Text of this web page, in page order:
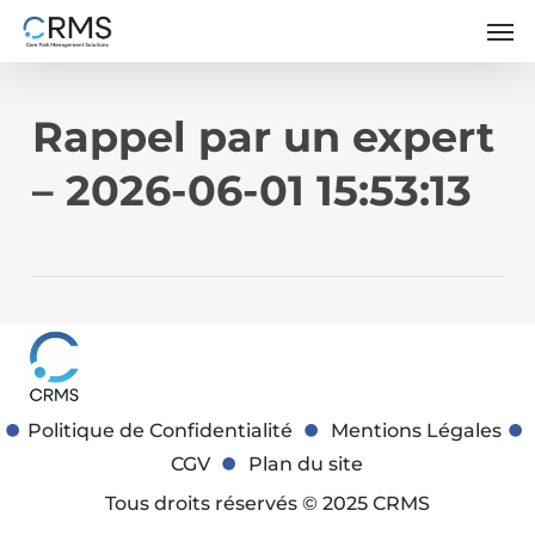
Skip
Rappel par un expert
– 2026-06-01 15:53:13
Politique de Confidentialité
Mentions Légales
CGV
Plan du site
Tous droits réservés © 2025 CRMS